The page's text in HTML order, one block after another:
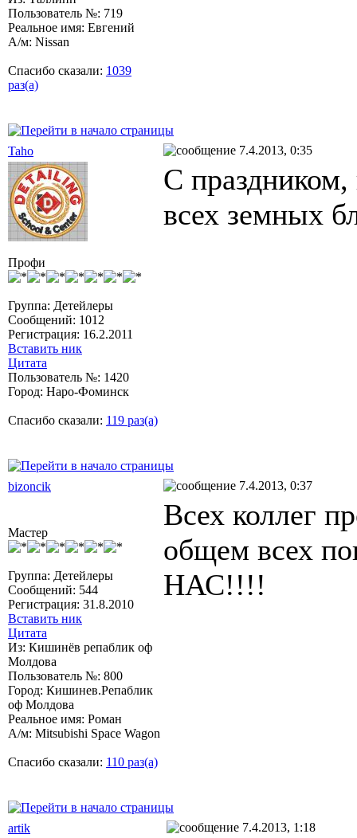
Пользователь №: 719
Реальное имя: Евгений
А/м: Nissan
Спасибо сказали: 1039
раз(а)
Taho 7.4.2013, 0:35
Профи
Группа: Детейлеры
Сообщений: 1012
Регистрация: 16.2.2011
Вставить ник
Цитата
Пользователь №: 1420
Город: Наро-Фоминск
Спасибо сказали: 119 раз(а)
С праздником,
всех земных
bizoncik 7.4.2013, 0:37
Мастер
Группа: Детейлеры
Сообщений: 544
Регистрация: 31.8.2010
Вставить ник
Цитата
Из: Кишинёв репаблик оф
Молдова
Пользователь №: 800
Город: Кишинев.Репаблик
оф Молдова
Реальное имя: Роман
А/м: Mitsubishi Space Wagon
Спасибо сказали: 110 раз(а)
Всех коллег
общем всех
НАС!!!!
artik 7.4.2013, 1:18